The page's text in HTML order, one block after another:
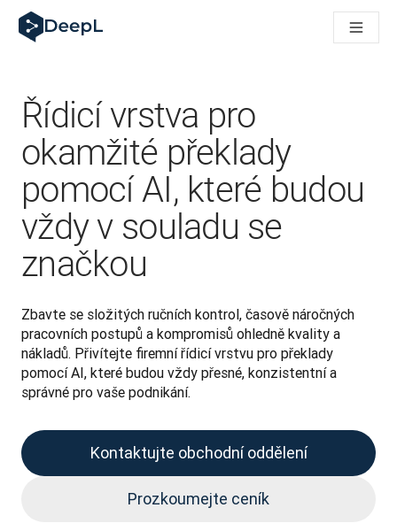
DeepL pro agenty s AI
Translation Flow pro překlad v DeepL: Nové pracovní
Seznamte se s Translation Flow: Lokalizace, která
Rozluštění důvěry v jazykovou AI pro podniky. Rozhovor se
Jak vyvíjíme systém posouzení kvality překladu pro DeepL
Od kvalitního překladu po platformu pro hlasový překlad
Building an instantly accessible voice demo with DeepL
Řídicí vrstva pro
okamžité překlady
pomocí AI, které budou
vždy v souladu se
značkou
Zbavte se složitých ručních kontrol, časově náročných
pracovních postupů a kompromisů ohledně kvality a
nákladů. Přivítejte firemní řídicí vrstvu pro překlady
pomocí AI, které budou vždy přesné, konzistentní a
správné pro vaše podnikání.
Kontaktujte obchodní oddělení
Prozkoumejte ceník